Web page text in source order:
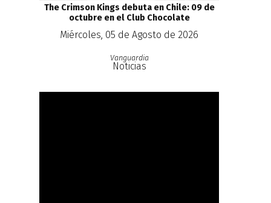
The Crimson Kings debuta en Chile: 09 de
octubre en el Club Chocolate
Miércoles, 05 de Agosto de 2026
Vanguardia
Noticias